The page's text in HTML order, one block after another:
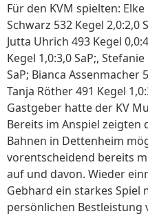
Für den KVM spielten:
Schwarz 532 Kegel 2,0:2,0
Jutta Uhrich 493 Kegel
Kegel 1,0:3,0 SaP;,
SaP; Bianca Assenmacher
Tanja Röther 491 Kegel
Gastgeber hatte der KV
Bereits im Anspiel zeigten
Bahnen in Dettenheim
vorentscheidend bereits
auf und davon. Wieder
Gebhard ein starkes Spiel
persönlichen Bestleistung